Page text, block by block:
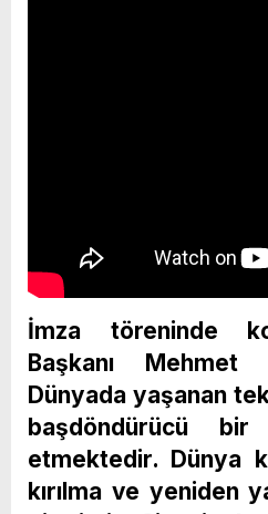
İmza töreninde
Başkanı Mehmet
Dünyada yaşanan
başdöndürücü
etmektedir. Dünya
kırılma ve yeniden